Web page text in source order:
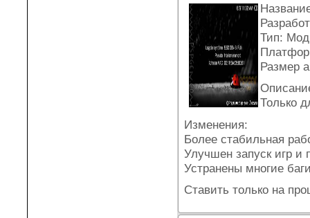
Тип:
Размер
Только
Изменения:
Более стабильная
Улучшен запуск игр и
Устранены многие
Ставить только на